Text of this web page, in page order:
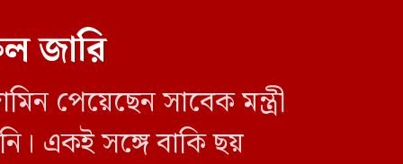
জারি
পেয়েছেন সাবেক মন্ত্রী
একই সঙ্গে বাকি ছয়